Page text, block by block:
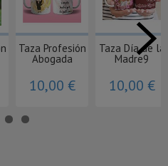
Taza Profesión
Abogada
10,00 €
Taza Día de la
Madre9
10,00 €